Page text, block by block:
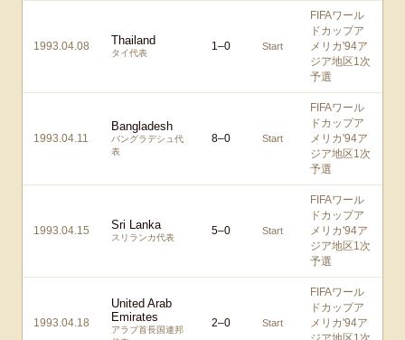
1993.04.08 Thailand
タイ代表
1–0 Start
FIFAワール
ドカップア
メリカ'94ア
ジア地区1次
予選
1993.04.11
Bangladesh
バングラデシュ代
表
8–0 Start
FIFAワール
ドカップア
メリカ'94ア
ジア地区1次
予選
1993.04.15 Sri Lanka
スリランカ代表
5–0 Start
FIFAワール
ドカップア
メリカ'94ア
ジア地区1次
予選
1993.04.18
United Arab
Emirates
アラブ首長国連邦
2–0 Start
FIFAワール
ドカップア
メリカ'94ア